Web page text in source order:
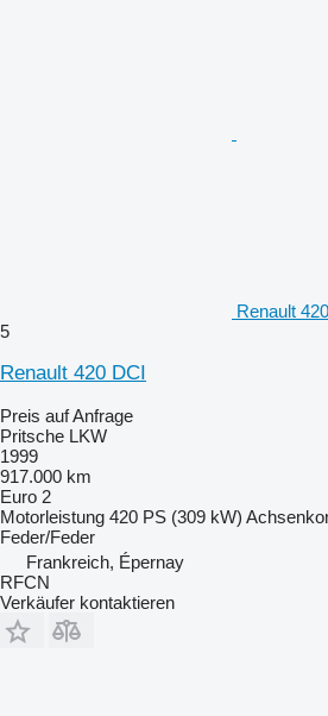
Renault
5
Renault 420 DCI
Preis auf Anfrage
Pritsche LKW
1999
917.000 km
Euro 2
Motorleistung 420 PS (309 kW)
Feder/Feder
Frankreich, Épernay
RFCN
Verkäufer kontaktieren